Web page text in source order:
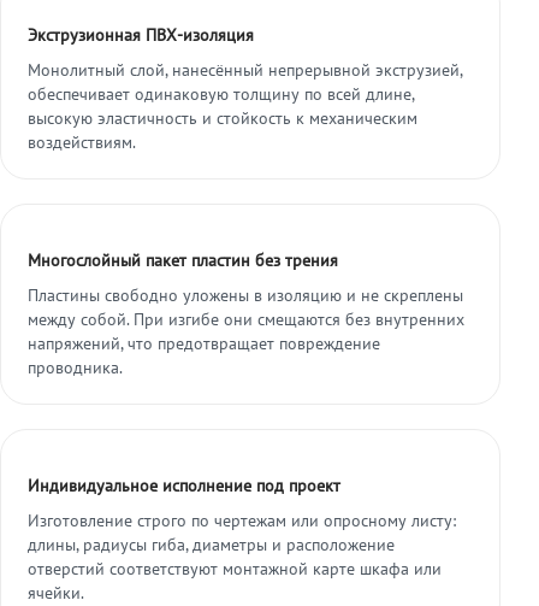
Экструзионная ПВХ-изоляция
Монолитный слой, нанесённый непрерывной экструзией,
обеспечивает одинаковую толщину по всей длине,
высокую эластичность и стойкость к механическим
воздействиям.
Многослойный пакет пластин без трения
Пластины свободно уложены в изоляцию и не скреплены
между собой. При изгибе они смещаются без внутренних
напряжений, что предотвращает повреждение
проводника.
Индивидуальное исполнение под проект
Изготовление строго по чертежам или опросному листу:
длины, радиусы гиба, диаметры и расположение
отверстий соответствуют монтажной карте шкафа или
ячейки.